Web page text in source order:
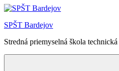
Skip
content
SPŠT Bardejov
Stredná priemyselná škola